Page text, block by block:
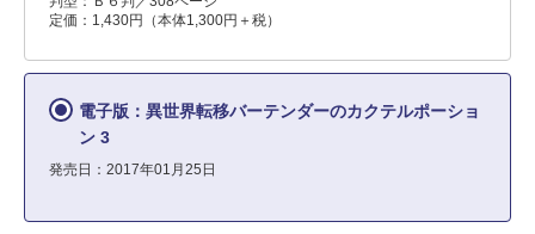
定価：1,430円（本体1,300円＋税）
電子版：異世界転移バーテンダーのカクテルポーショ
ン 3
発売日：2017年01月25日